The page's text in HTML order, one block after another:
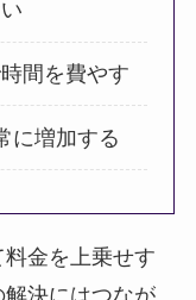
間を費やす
に増加する
金を上乗せす